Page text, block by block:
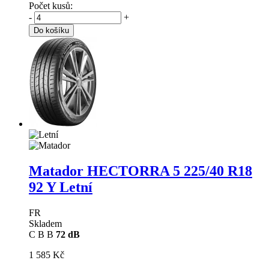
Počet kusů:
-
+
Do košíku
Matador HECTORRA 5 225/40 R18
92 Y Letní
FR
Skladem
C B B 72 dB
1 585 Kč